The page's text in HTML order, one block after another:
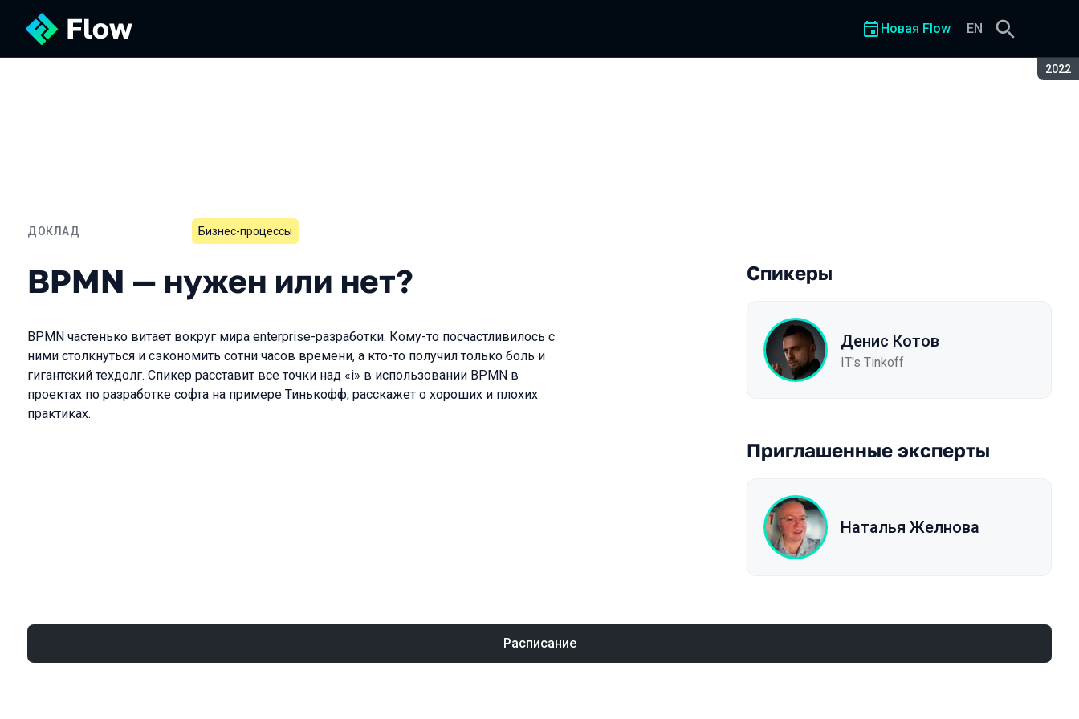
2022
Новая Flow EN
ДОКЛАД
BPMN — нужен или нет?
Бизнес-процессы
BPMN — нужен или нет?
BPMN частенько витает вокруг мира enterprise-разработки. Кому-то посчастливилось с
ними столкнуться и сэкономить сотни часов времени, а кто-то получил только боль и
гигантский техдолг. Спикер расставит все точки над «i» в использовании BPMN в
проектах по разработке софта на примере Тинькофф, расскажет о хороших и плохих
практиках.
Спикеры
Денис Котов
IT's Tinkoff
Приглашенные эксперты
Наталья Желнова
Расписание